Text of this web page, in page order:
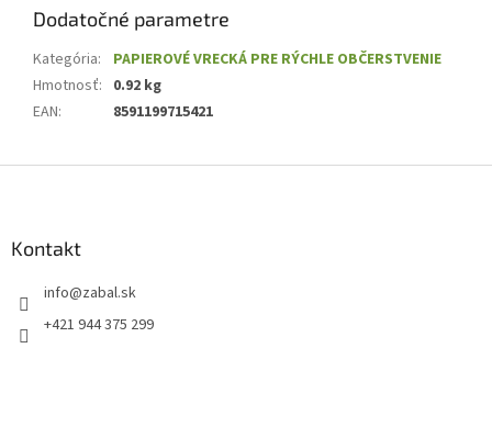
Dodatočné parametre
Kategória:
PAPIEROVÉ VRECKÁ PRE RÝCHLE OBČERSTVENIE
Hmotnosť: 0.92 kg
EAN: 8591199715421
Kontakt
info@zabal.sk
+421 944 375 299